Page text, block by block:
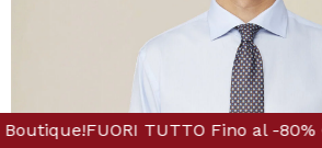
& in Boutique! FUORI
al -80% Online & in Boutique!